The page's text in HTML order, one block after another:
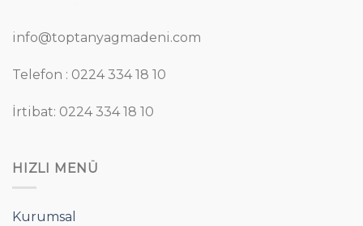
info@toptanyagmadeni.com
Telefon : 0224 334 18 10
İrtibat: 0224 334 18 10
HIZLI MENÜ
Kurumsal